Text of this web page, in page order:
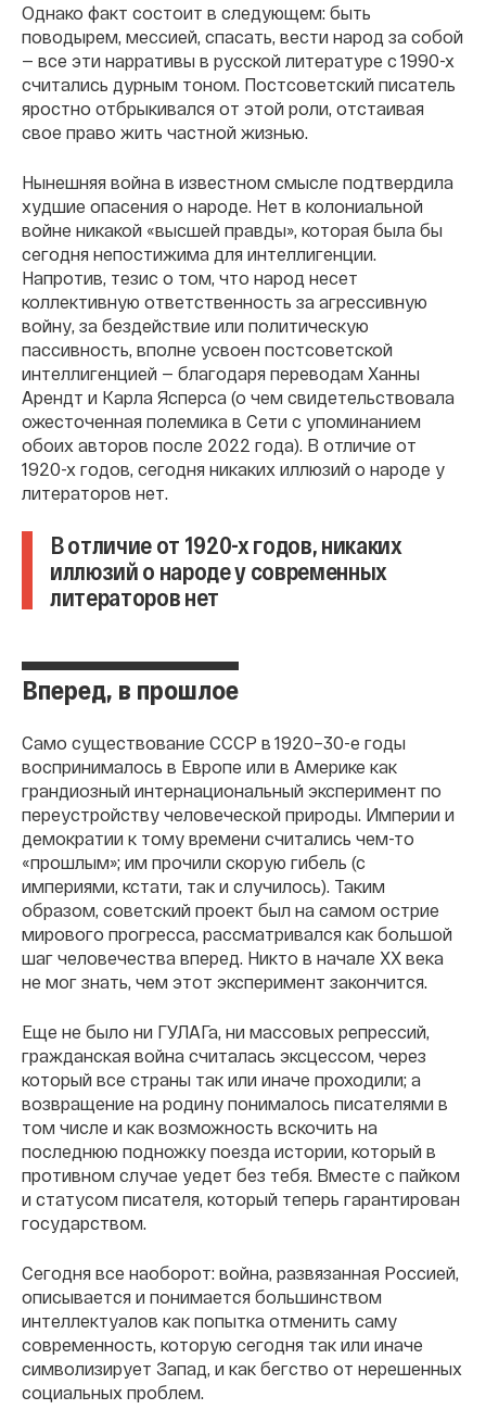
Однако факт состоит в следующем: быть
поводырем, мессией, спасать, вести народ за собой
— все эти нарративы в русской литературе с 1990-х
считались дурным тоном. Постсоветский писатель
яростно отбрыкивался от этой роли, отстаивая
свое право жить частной жизнью.
Нынешняя война в известном смысле подтвердила
худшие опасения о народе. Нет в колониальной
войне никакой «высшей правды», которая была бы
сегодня непостижима для интеллигенции.
Напротив, тезис о том, что народ несет
коллективную ответственность за агрессивную
войну, за бездействие или политическую
пассивность, вполне усвоен постсоветской
интеллигенцией — благодаря переводам Ханны
Арендт и Карла Ясперса (о чем свидетельствовала
ожесточенная полемика в Сети с упоминанием
обоих авторов после 2022 года). В отличие от
1920-х годов, сегодня никаких иллюзий о народе у
литераторов нет.
В отличие от 1920-х годов, никаких
иллюзий о народе у современных
литераторов нет
Вперед, в прошлое
Само существование СССР в 1920–30-е годы
воспринималось в Европе или в Америке как
грандиозный интернациональный эксперимент по
переустройству человеческой природы. Империи и
демократии к тому времени считались чем-то
«прошлым»; им прочили скорую гибель (с
империями, кстати, так и случилось). Таким
образом, советский проект был на самом острие
мирового прогресса, рассматривался как большой
шаг человечества вперед. Никто в начале ХХ века
не мог знать, чем этот эксперимент закончится.
Еще не было ни ГУЛАГа, ни массовых репрессий,
гражданская война считалась эксцессом, через
который все страны так или иначе проходили; а
возвращение на родину понималось писателями в
том числе и как возможность вскочить на
последнюю подножку поезда истории, который в
противном случае уедет без тебя. Вместе с пайком
и статусом писателя, который теперь гарантирован
государством.
Сегодня все наоборот: война, развязанная Россией,
описывается и понимается большинством
интеллектуалов как попытка отменить саму
современность, которую сегодня так или иначе
символизирует Запад, и как бегство от нерешенных
социальных проблем.